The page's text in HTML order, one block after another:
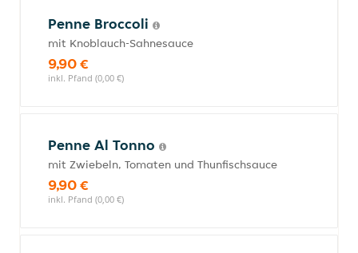
Penne Broccoli
mit Knoblauch-Sahnesauce
9,90 €
inkl. Pfand (0,00 €)
Penne Al Tonno
mit Zwiebeln, Tomaten und Thunfischsauce
9,90 €
inkl. Pfand (0,00 €)